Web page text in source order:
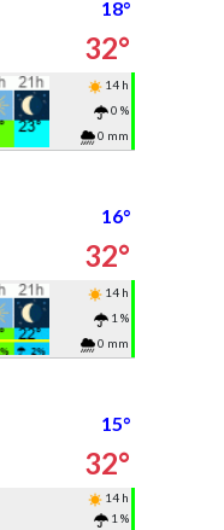
18°
32°
14 h
0 %
0 mm
16°
32°
14 h
1 %
0 mm
15°
32°
14 h
1 %